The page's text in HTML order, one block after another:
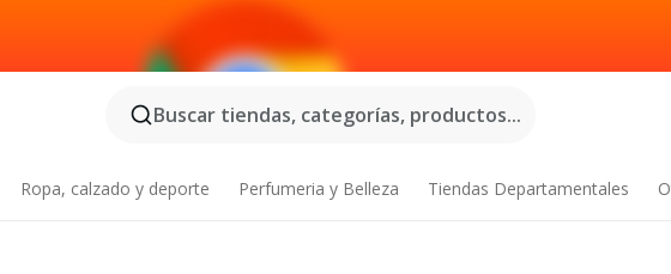
Buscar tiendas, categorías, productos...
Ropa, calzado y deporte Perfumeria y Belleza Tiendas Departamentales